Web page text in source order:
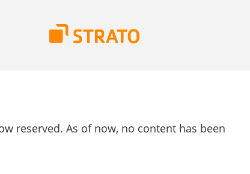
reserved. As of now, no content has been